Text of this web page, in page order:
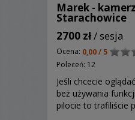
Marek -
Starachowice
2700 zł/ sesja
Ocena: 0,00 / 5
Poleceń: 12
Jeśli chcecie
beż używania
pilocie to trafiliście